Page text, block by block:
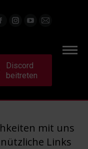
Facebook
opens
new
Instagram
opens
in
new
YouTube
opens
in
new
E-
page
window
Discord
beitreten
mit uns
Links